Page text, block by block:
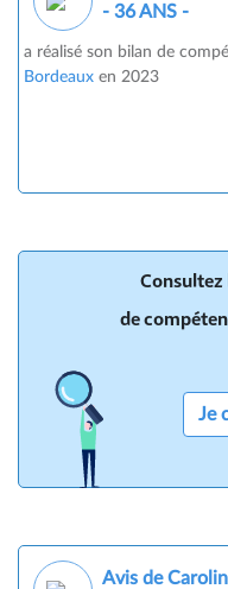
- 36 ANS -
a réalisé son bilan de
Bordeaux en 2023
Consultez
de
Je
Avis de